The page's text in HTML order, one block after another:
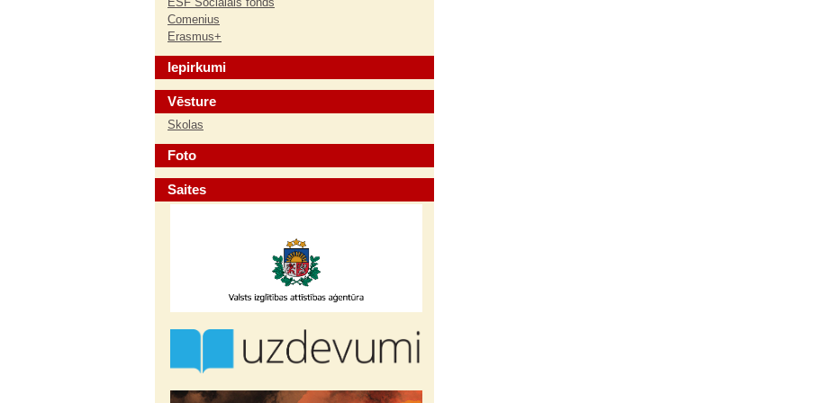
Comenius
Erasmus+
Iepirkumi
Vēsture
Skolas
Foto
Saites